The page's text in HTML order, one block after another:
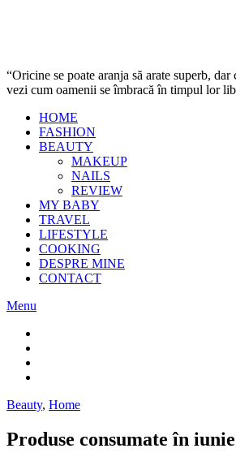
“Oricine se poate aranja să arate superb, dar
vezi cum oamenii se îmbracă în timpul lor
HOME
FASHION
BEAUTY
MAKEUP
NAILS
REVIEW
MY BABY
TRAVEL
LIFESTYLE
COOKING
DESPRE MINE
CONTACT
Menu
Beauty, Home
Produse consumate în